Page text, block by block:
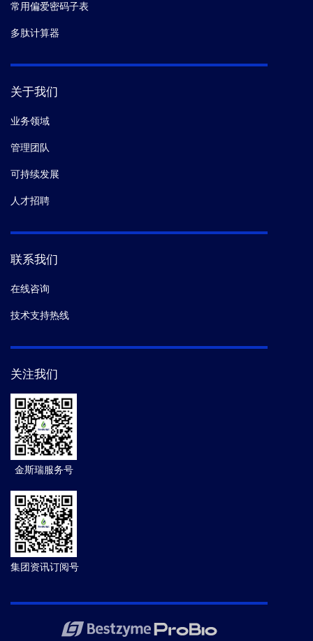
常用偏爱密码子表
多肽计算器
关于我们
业务领域
管理团队
可持续发展
人才招聘
联系我们
在线咨询
技术支持热线
关注我们
金斯瑞服务号
集团资讯订阅号